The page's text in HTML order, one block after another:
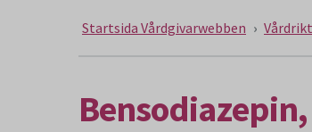
Startsida Vårdgivarwebben